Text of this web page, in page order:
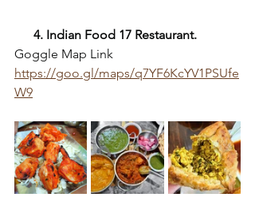
4. Indian Food 17 Restaurant.
Goggle Map Link
https://goo.gl/maps/q7YF6KcYV1PSUfe
W9